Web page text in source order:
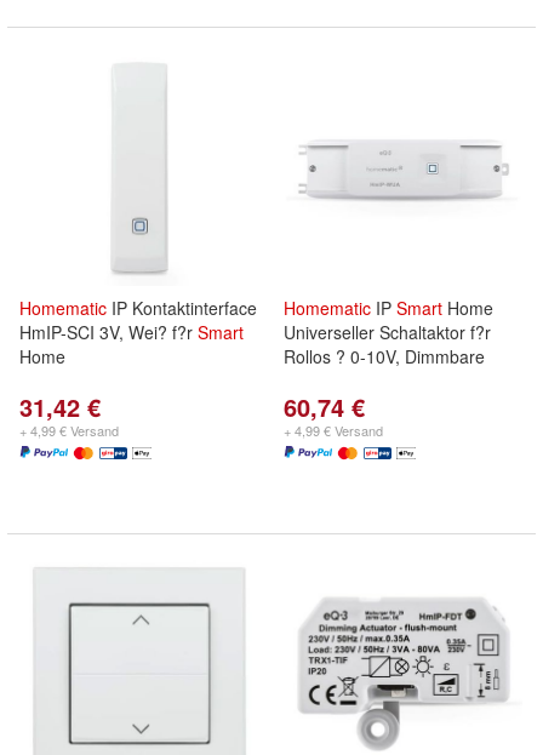
Homematic IP Kontaktinterface
HmIP-SCI 3V, Wei? f?r Smart
Home
31,42 €
+ 4,99 € Versand
Homematic IP Smart Home
Universeller Schaltaktor f?r
Rollos ? 0-10V, Dimmbare
60,74 €
+ 4,99 € Versand